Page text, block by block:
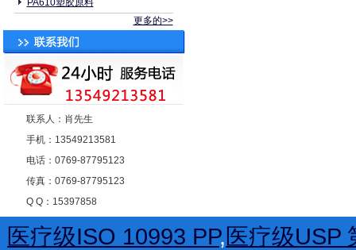
PA610塑胶原料
更多的>>
联系人：肖先生
手机：13549213581
电话：0769-87795123
传真：0769-87795123
Q Q：15397858
医疗级ISO 10993 PP,医疗级USP